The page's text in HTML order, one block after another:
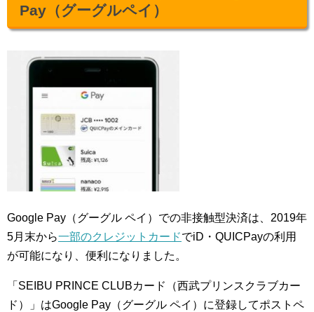
Pay（グーグルペイ）
Google Pay（グーグル ペイ）での非接触型決済は、2019年
5月末から一部のクレジットカードでiD・QUICPayの利用
が可能になり、便利になりました。
「SEIBU PRINCE CLUBカード（西武プリンスクラブカー
ド）」はGoogle Pay（グーグル ペイ）に登録してポストペ